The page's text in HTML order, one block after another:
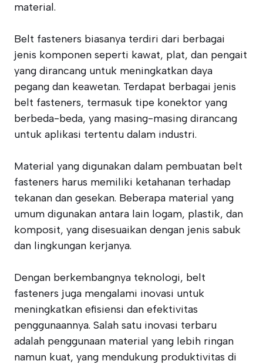
material.
Belt fasteners biasanya terdiri dari berbagai
jenis komponen seperti kawat, plat, dan pengait
yang dirancang untuk meningkatkan daya
pegang dan keawetan. Terdapat berbagai jenis
belt fasteners, termasuk tipe konektor yang
berbeda-beda, yang masing-masing dirancang
untuk aplikasi tertentu dalam industri.
Material yang digunakan dalam pembuatan belt
fasteners harus memiliki ketahanan terhadap
tekanan dan gesekan. Beberapa material yang
umum digunakan antara lain logam, plastik, dan
komposit, yang disesuaikan dengan jenis sabuk
dan lingkungan kerjanya.
Dengan berkembangnya teknologi, belt
fasteners juga mengalami inovasi untuk
meningkatkan efisiensi dan efektivitas
penggunaannya. Salah satu inovasi terbaru
adalah penggunaan material yang lebih ringan
namun kuat, yang mendukung produktivitas di